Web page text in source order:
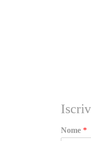
Nome *